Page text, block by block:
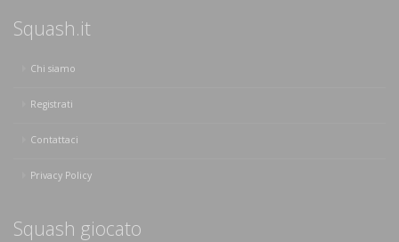
Squash.it
Chi siamo
Registrati
Contattaci
Privacy Policy
Squash giocato